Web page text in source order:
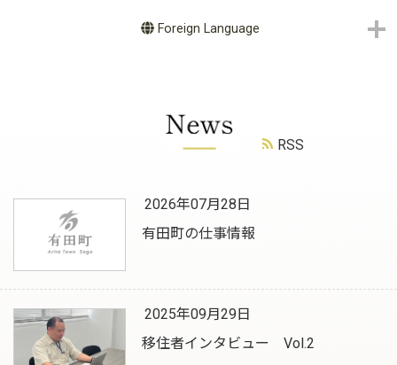
Foreign Language
RSS
2026年07月28日
有田町の仕事情報
2025年09月29日
移住者インタビュー Vol.2